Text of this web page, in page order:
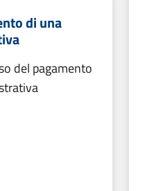
di una
del pagamento